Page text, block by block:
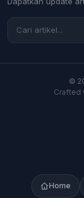
©
Crafted
Home